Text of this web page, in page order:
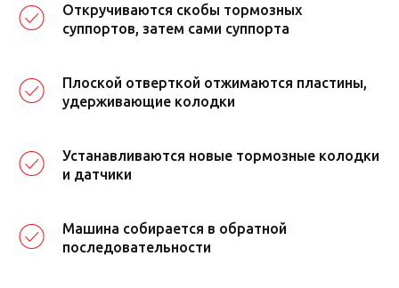
Откручиваются скобы тормозных
суппортов, затем сами суппорта
Плоской отверткой отжимаются пластины,
удерживающие колодки
Устанавливаются новые тормозные колодки
и датчики
Машина собирается в обратной
последовательности
Стоимость замены тормозных
колодок в Москве и Одинцово*
Акции в автосервисах Стилберг-авто